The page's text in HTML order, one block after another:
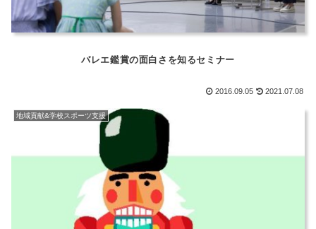
バレエ鑑賞の面白さを知るセミナー
2016.09.05 2021.07.08
地域貢献&学校スポーツ支援